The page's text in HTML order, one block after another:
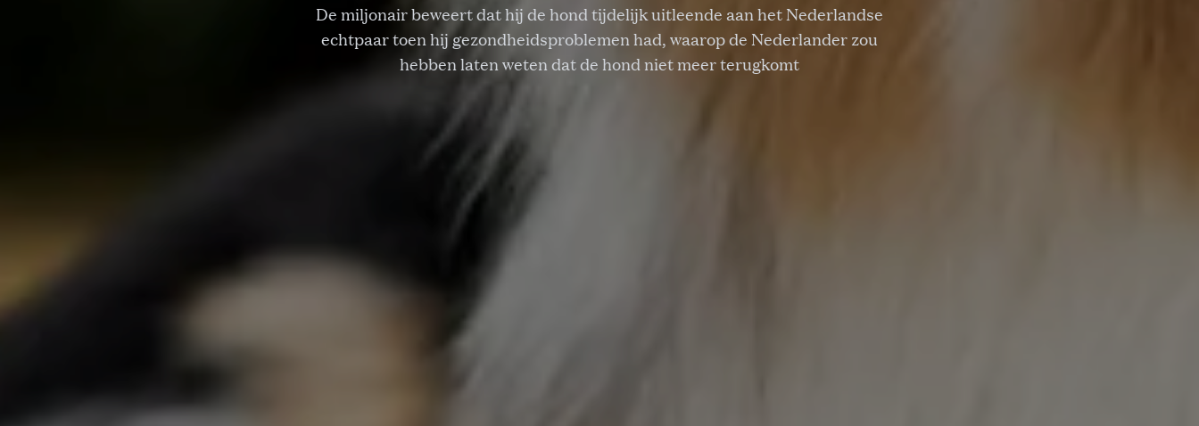
De miljonair beweert dat hij de hond tijdelijk uitleende aan het Nederlandse
echtpaar toen hij gezondheidsproblemen had, waarop de Nederlander zou
hebben laten weten dat de hond niet meer terugkomt